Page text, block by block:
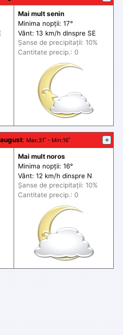
Mai mult senin
Minima nopții: 17°
Vânt: 13 km/h dinspre SE
Șanse de precipitații: 10%
Cantitate precip.: 0
: Max:31˚ - Min:16˚ +
Mai mult noros
Minima nopții: 16°
Vânt: 12 km/h dinspre N
Șanse de precipitații: 10%
Cantitate precip.: 0